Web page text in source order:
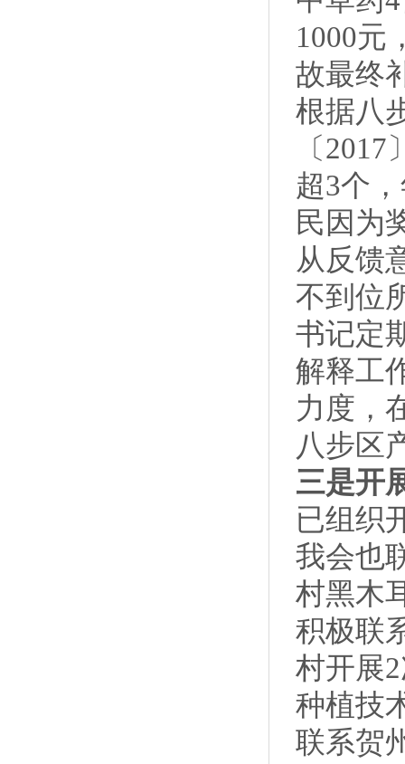
1000元
故最终
根据八
〔
超3个
民因为
从反馈
不到位
书记定
解释工
力度，
八步区
三是开
已组织
我会也
村黑木
积极联
村开展
种植技
联系贺